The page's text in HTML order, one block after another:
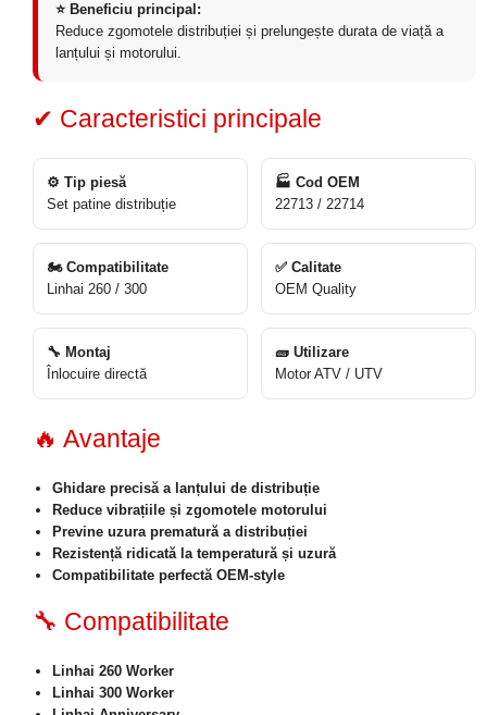
⭐ Beneficiu principal:
Reduce zgomotele distribuției și prelungește durata de viață a
lanțului și motorului.
✔ Caracteristici principale
⚙️ Tip piesă
Set patine distribuție
🏭 Cod OEM
22713 / 22714
🏍 Compatibilitate
Linhai 260 / 300
✅ Calitate
OEM Quality
🔧 Montaj
Înlocuire directă
🧱 Utilizare
Motor ATV / UTV
🔥 Avantaje
Ghidare precisă a lanțului de distribuție
Reduce vibrațiile și zgomotele motorului
Previne uzura prematură a distribuției
Rezistență ridicată la temperatură și uzură
Compatibilitate perfectă OEM-style
🔧 Compatibilitate
Linhai 260 Worker
Linhai 300 Worker